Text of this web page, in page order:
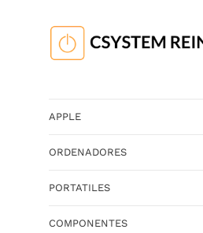
APPLE
ORDENADORES
PORTATILES
COMPONENTES